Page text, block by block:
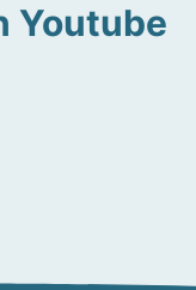
Youtube